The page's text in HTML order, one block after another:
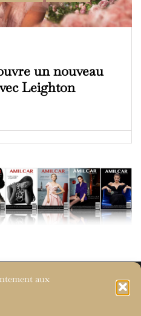
aux
un nouveau
Leighton